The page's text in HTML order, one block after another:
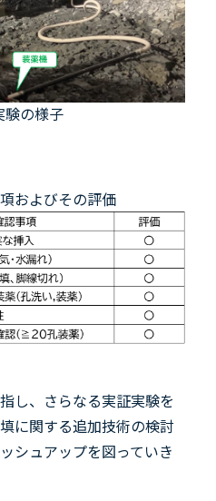
験の様子
およびその評価
し、さらなる実証実験を
に関する追加技術の検討
シュアップを図っていき